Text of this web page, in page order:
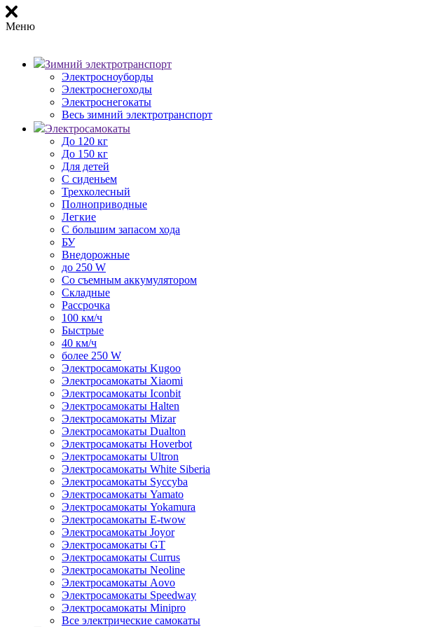
Меню
Зимний электротранспорт
Электросноуборды
Электроснегоходы
Электроснегокаты
Весь зимний электротранспорт
Электросамокаты
До 120 кг
До 150 кг
Для детей
С сиденьем
Трехколесный
Полноприводные
Легкие
С большим запасом хода
БУ
Внедорожные
до 250 W
Со съемным аккумулятором
Складные
Рассрочка
100 км/ч
Быстрые
40 км/ч
более 250 W
Электросамокаты Kugoo
Электросамокаты Xiaomi
Электросамокаты Iconbit
Электросамокаты Halten
Электросамокаты Mizar
Электросамокаты Dualton
Электросамокаты Hoverbot
Электросамокаты Ultron
Электросамокаты White Siberia
Электросамокаты Syccyba
Электросамокаты Yamato
Электросамокаты Yokamura
Электросамокаты E-twow
Электросамокаты Joyor
Электросамокаты GT
Электросамокаты Currus
Электросамокаты Neoline
Электросамокаты Aovo
Электросамокаты Speedway
Электросамокаты Minipro
Все электрические самокаты